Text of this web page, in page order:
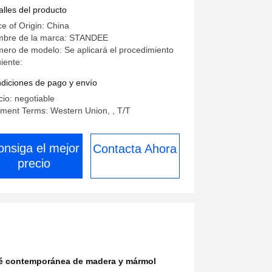
metálica
del producto
of Origin: China
de la marca: STANDEE
de modelo: Se aplicará el procedimiento
de pago y envío
negotiable
Terms: Western Union, , T/T
el mejor
precio
Contacta Ahora
contemporánea de madera y mármol